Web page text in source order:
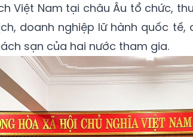
Việt Nam tại châu Âu tổ chức,
doanh nghiệp lữ hành quốc
sạn của hai nước tham gia.